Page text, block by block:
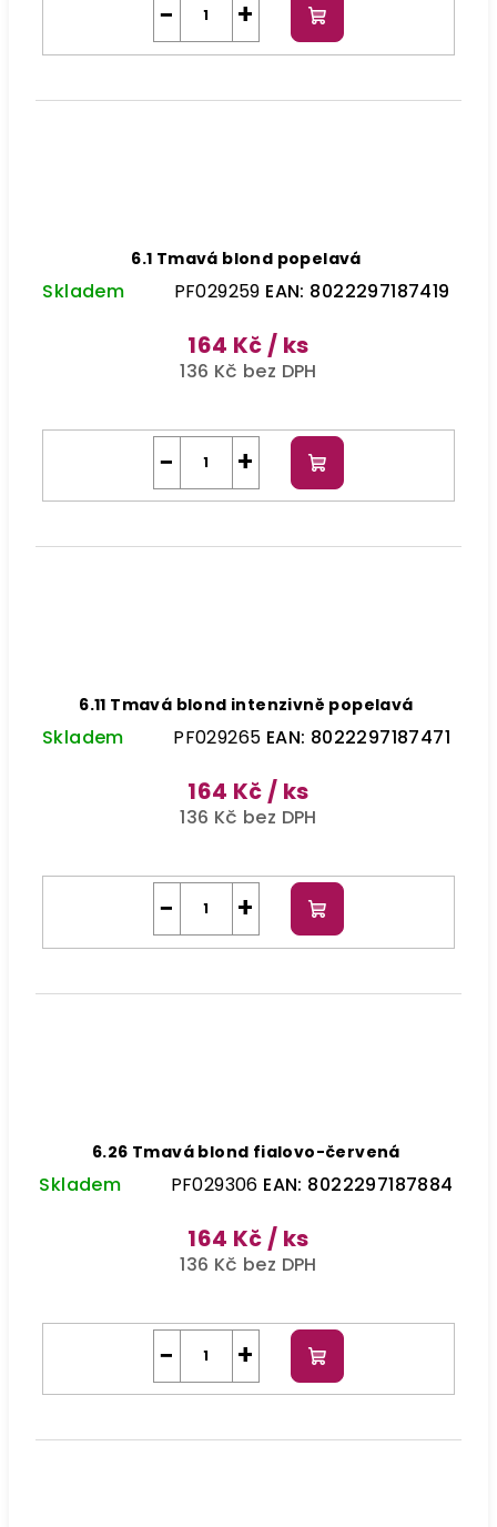
+
− Do
košíku
6.1 Tmavá blond popelavá
Skladem PF029259 EAN: 8022297187419
164 Kč / ks
136 Kč bez DPH
+
− Do
košíku
6.11 Tmavá blond intenzivně popelavá
Skladem PF029265 EAN: 8022297187471
164 Kč / ks
136 Kč bez DPH
+
− Do
košíku
6.26 Tmavá blond fialovo-červená
Skladem PF029306 EAN: 8022297187884
164 Kč / ks
136 Kč bez DPH
+
− Do
košíku